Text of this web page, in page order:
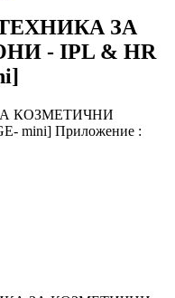
ЗА
- IPL & HR
КОЗМЕТИЧНИ
mini] Приложение :